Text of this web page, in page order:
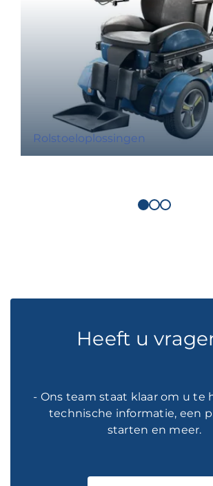
Rolstoeloplossingen
Heeft u
- Ons team staat klaar om u te
technische informatie, een
starten en meer.